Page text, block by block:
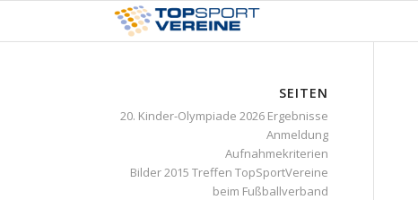
SEITEN
20. Kinder-Olympiade 2026 Ergebnisse
Anmeldung
Aufnahmekriterien
Bilder 2015 Treffen TopSportVereine
beim Fußballverband